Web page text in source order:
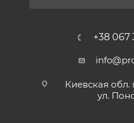
+38 067
Киевская обл.
ул.